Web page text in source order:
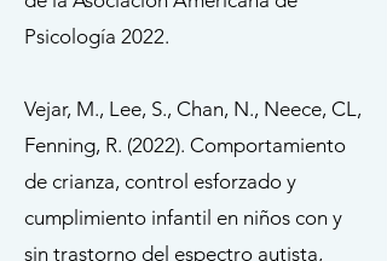
Psicología 2022.
Vejar, M., Lee, S., Chan, N., Neece, CL,
Fenning, R. (2022). Comportamiento
de crianza, control esforzado y
cumplimiento infantil en niños con y
sin trastorno del espectro autista,